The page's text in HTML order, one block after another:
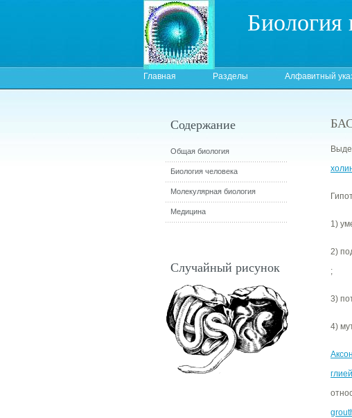
Главная Разделы Алфавитный
1)
2)
;
3)
4)
глией
Содержание
Общая биология
Биология человека
Молекулярная биология
Медицина
Случайный рисунок